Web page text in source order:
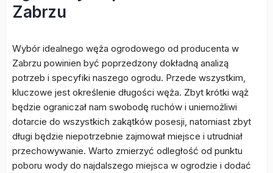
Zabrzu
Wybór idealnego węża ogrodowego od producenta w
Zabrzu powinien być poprzedzony dokładną analizą
potrzeb i specyfiki naszego ogrodu. Przede wszystkim,
kluczowe jest określenie długości węża. Zbyt krótki wąż
będzie ograniczał nam swobodę ruchów i uniemożliwi
dotarcie do wszystkich zakątków posesji, natomiast zbyt
długi będzie niepotrzebnie zajmował miejsce i utrudniał
przechowywanie. Warto zmierzyć odległość od punktu
poboru wody do najdalszego miejsca w ogrodzie i dodać